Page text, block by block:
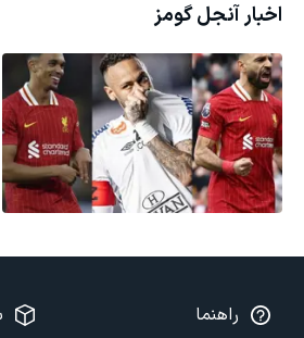
اخبارآنجل گومز
راهنما